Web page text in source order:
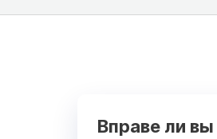
Вправе ли